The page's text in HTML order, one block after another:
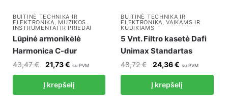
BUITINĖ TECHNIKA IR
ELEKTRONIKA, MUZIKOS
INSTRUMENTAI IR PRIEDAI
Lūpinė armonikėlė
Harmonica C-dur
43,47€
Original
price
was:
43,47 €.
21,73€ Current
price
is:
21,73 €.
su PVM
Į krepšelį
BUITINĖ TECHNIKA IR
ELEKTRONIKA,VAIKAMS IR
KŪDIKIAMS
5 Vnt. Filtro kasetė Dafi
Unimax Standartas
48,72€
Original
price
was:
48,72 €.
24,36€ Current
price
is:
24,36 €.
su PVM
Į krepšelį